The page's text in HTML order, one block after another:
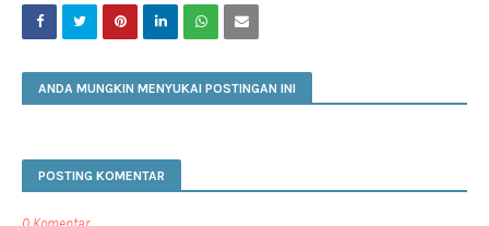
ANDA MUNGKIN MENYUKAI POSTINGAN INI
POSTING KOMENTAR